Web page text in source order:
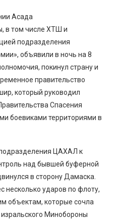
Асада
в том числе ХТШ и
подразделения
объявили в ночь на 8
покинул страну и
правительство
который руководил
Спасения
боевиками территориями в
ЦАХАЛ к
над бывшей буферной
в сторону Дамаска.
несколько ударов по флоту,
объектам, которые сочла
Минобороны